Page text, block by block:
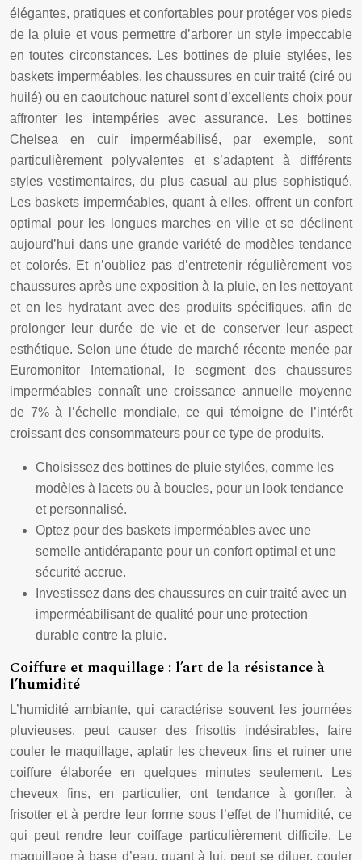
élégantes, pratiques et confortables pour protéger vos pieds
de la pluie et vous permettre d’arborer un style impeccable
en toutes circonstances. Les bottines de pluie stylées, les
baskets imperméables, les chaussures en cuir traité (ciré ou
huilé) ou en caoutchouc naturel sont d’excellents choix pour
affronter les intempéries avec assurance. Les bottines
Chelsea en cuir imperméabilisé, par exemple, sont
particulièrement polyvalentes et s’adaptent à différents
styles vestimentaires, du plus casual au plus sophistiqué.
Les baskets imperméables, quant à elles, offrent un confort
optimal pour les longues marches en ville et se déclinent
aujourd’hui dans une grande variété de modèles tendance
et colorés. Et n’oubliez pas d’entretenir régulièrement vos
chaussures après une exposition à la pluie, en les nettoyant
et en les hydratant avec des produits spécifiques, afin de
prolonger leur durée de vie et de conserver leur aspect
esthétique. Selon une étude de marché récente menée par
Euromonitor International, le segment des chaussures
imperméables connaît une croissance annuelle moyenne
de 7% à l’échelle mondiale, ce qui témoigne de l’intérêt
croissant des consommateurs pour ce type de produits.
Choisissez des bottines de pluie stylées, comme les
modèles à lacets ou à boucles, pour un look tendance
et personnalisé.
Optez pour des baskets imperméables avec une
semelle antidérapante pour un confort optimal et une
sécurité accrue.
Investissez dans des chaussures en cuir traité avec un
imperméabilisant de qualité pour une protection
durable contre la pluie.
Coiffure et maquillage : l’art de la résistance à
l’humidité
L’humidité ambiante, qui caractérise souvent les journées
pluvieuses, peut causer des frisottis indésirables, faire
couler le maquillage, aplatir les cheveux fins et ruiner une
coiffure élaborée en quelques minutes seulement. Les
cheveux fins, en particulier, ont tendance à gonfler, à
frisotter et à perdre leur forme sous l’effet de l’humidité, ce
qui peut rendre leur coiffage particulièrement difficile. Le
maquillage à base d’eau, quant à lui, peut se diluer, couler